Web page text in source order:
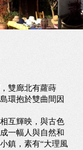
雙廊北有蘿蒔
環抱於雙曲間因
互輝映，與古色
一幅人與自然和
鎮，素有“大理風